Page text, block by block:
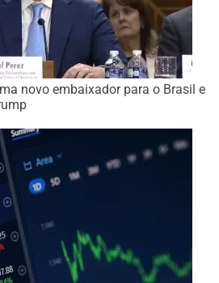
novo embaixador para o Brasil e